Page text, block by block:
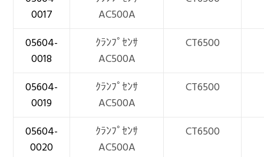
0017
AC500A
05604-
0018
ｸﾗﾝﾌﾟｾﾝｻ
AC500A
CT6500
05604-
0019
ｸﾗﾝﾌﾟｾﾝｻ
AC500A
CT6500
05604-
0020
ｸﾗﾝﾌﾟｾﾝｻ
AC500A
CT6500